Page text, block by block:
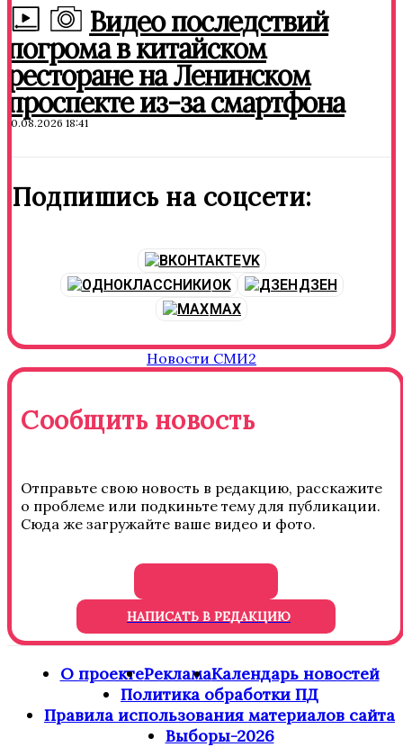
Видео последствий
погрома в китайском
ресторане на Ленинском
проспекте из-за смартфона
10.08.2026 18:41
Подпишись на соцсети:
VK
OK
ДЗЕН
MAX
Новости СМИ2
Сообщить новость
Отправьте свою новость в редакцию, расскажите
о проблеме или подкиньте тему для публикации.
Сюда же загружайте ваше видео и фото.
НАПИСАТЬ В РЕДАКЦИЮ
О проектеРекламаКалендарь новостей
Политика обработки ПД
Правила использования материалов сайта
Выборы-2026